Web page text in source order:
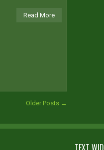
Read More
Older Posts →